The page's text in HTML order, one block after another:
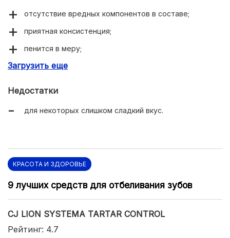
отсутствие вредных компонентов в составе;
приятная консистенция;
пенится в меру;
в аромате и вкусе деликатно чувствуется мята;
Загрузить еще
Недостатки
для некоторых слишком сладкий вкус.
КРАСОТА И ЗДОРОВЬЕ
9 лучших средств для отбеливания зубов
CJ LION SYSTEMA TARTAR CONTROL
Рейтинг: 4.7